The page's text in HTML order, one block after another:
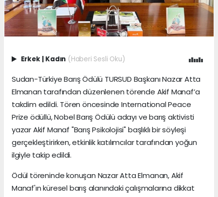
Erkek | Kadın (Haberi Sesli Oku)
Sudan-Türkiye Barış Ödülü TURSUD Başkanı Nazar Atta
Elmanan tarafından düzenlenen törende Akif Manaf’a
takdim edildi. Tören öncesinde International Peace
Prize ödüllü, Nobel Barış Ödülü adayı ve barış aktivisti
yazar Akif Manaf "Barış Psikolojisi" başlıklı bir söyleşi
gerçekleştirirken, etkinlik katılımcılar tarafından yoğun
ilgiyle takip edildi.
Ödül töreninde konuşan Nazar Atta Elmanan, Akif
Manaf'ın küresel barış alanındaki çalışmalarına dikkat